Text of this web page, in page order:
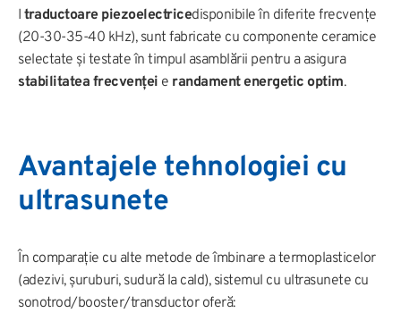
I traductoare piezoelectricedisponibile în diferite frecvențe
(20-30-35-40 kHz), sunt fabricate cu componente ceramice
selectate și testate în timpul asamblării pentru a asigura
stabilitatea frecvenței e randament energetic optim.
Avantajele tehnologiei cu
ultrasunete
În comparație cu alte metode de îmbinare a termoplasticelor
(adezivi, șuruburi, sudură la cald), sistemul cu ultrasunete cu
sonotrod/booster/transductor oferă: